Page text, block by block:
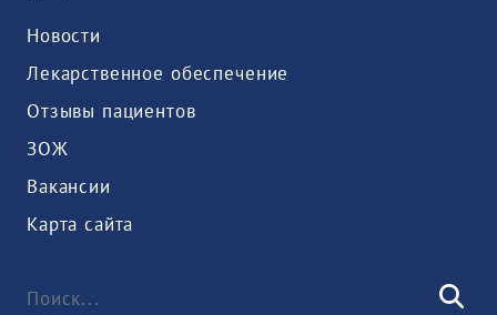
Новости
Лекарственное обеспечение
Отзывы пациентов
ЗОЖ
Вакансии
Карта сайта